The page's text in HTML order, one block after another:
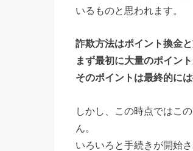
いるものと思われます。
詐欺方法はポイント換金と
まず最初に大量のポイン
そのポイントは最終的に
しかし、この時点ではこ
ん。
いろいろと手続きが開始さ